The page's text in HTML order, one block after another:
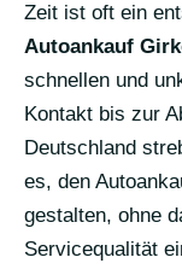
Zeit ist oft ein
Autoankauf
schnellen und
Kontakt bis zur
Deutschland
es, den
gestalten, ohne
Servicequalität